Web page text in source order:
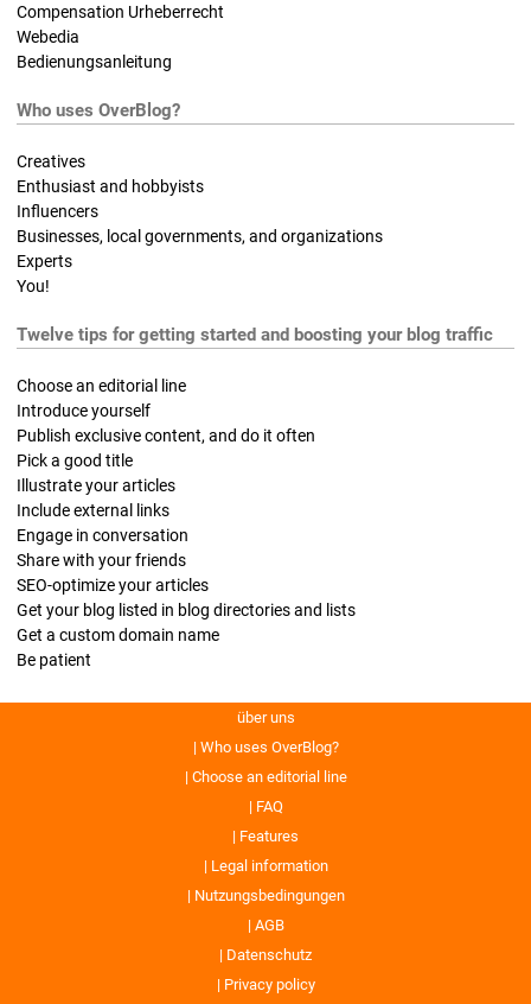
Compensation Urheberrecht
Webedia
Bedienungsanleitung
Who uses OverBlog?
Creatives
Enthusiast and hobbyists
Influencers
Businesses, local governments, and organizations
Experts
You!
Twelve tips for getting started and boosting your blog traffic
Choose an editorial line
Introduce yourself
Publish exclusive content, and do it often
Pick a good title
Illustrate your articles
Include external links
Engage in conversation
Share with your friends
SEO-optimize your articles
Get your blog listed in blog directories and lists
Get a custom domain name
Be patient
über uns
Who uses OverBlog?
Choose an editorial line
FAQ
Features
Legal information
Nutzungsbedingungen
AGB
Datenschutz
Privacy policy